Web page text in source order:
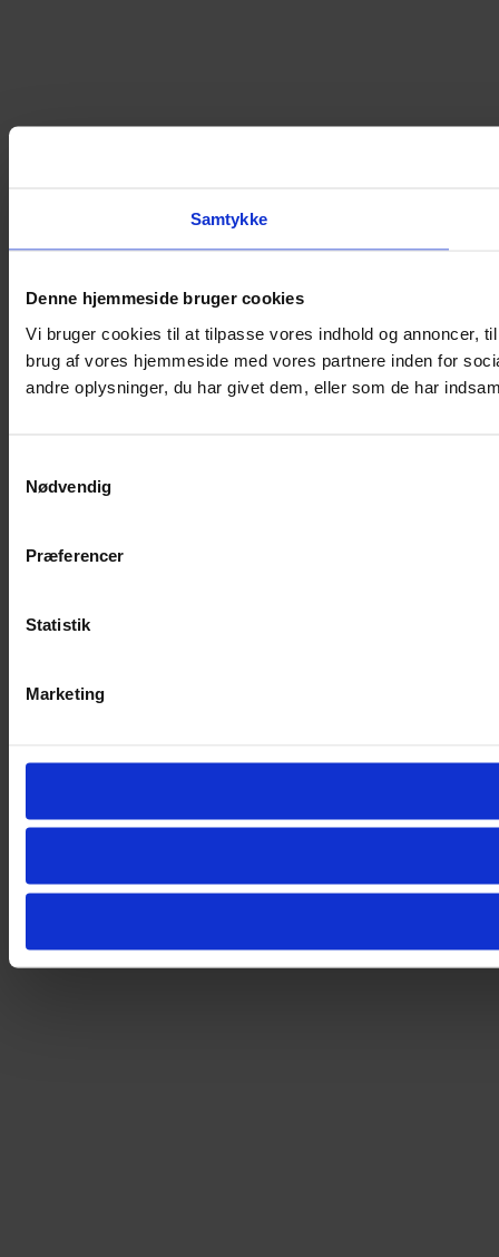
Samtykke
Denne hjemmeside bruger cookies
Vi bruger cookies til at tilpasse vores indhold og annoncer,
brug af vores hjemmeside med vores partnere inden for
andre oplysninger, du har givet dem, eller som de har
Nødvendig
Præferencer
Statistik
Marketing